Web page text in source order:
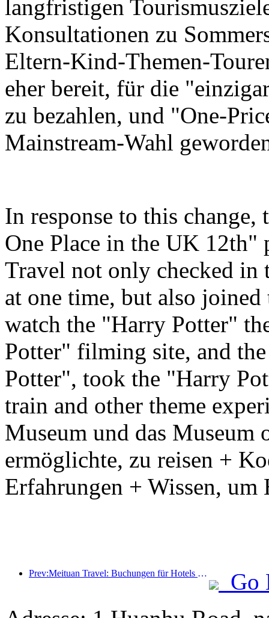
langfristigen
Konsultationen zu
Eltern-Kind-Themen-
eher bereit, für die
zu bezahlen, und "One-
Mainstream-Wahl
In response to this
One Place in the UK
Travel not only checked in
at one time, but also
watch the "Harry Potter"
Potter" filming site, and
Potter", took the "Harry
train and other theme
Museum und das Museum
ermöglichte, zu reisen +
Erfahrungen + Wissen, um
Prev:Meituan Travel: Buchungen für Hotels mit hohen Sternen in Landkreisen während des Drachenbootfestes sind heiß, wobei Familien mit Kindern die Hauptkraft sind
Go